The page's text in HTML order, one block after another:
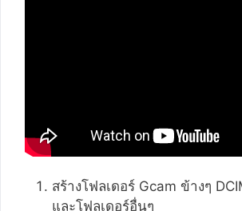
สร้างโฟลเดอร์ Gcam ข้างๆ
และโฟลเดอร์อื่นๆ